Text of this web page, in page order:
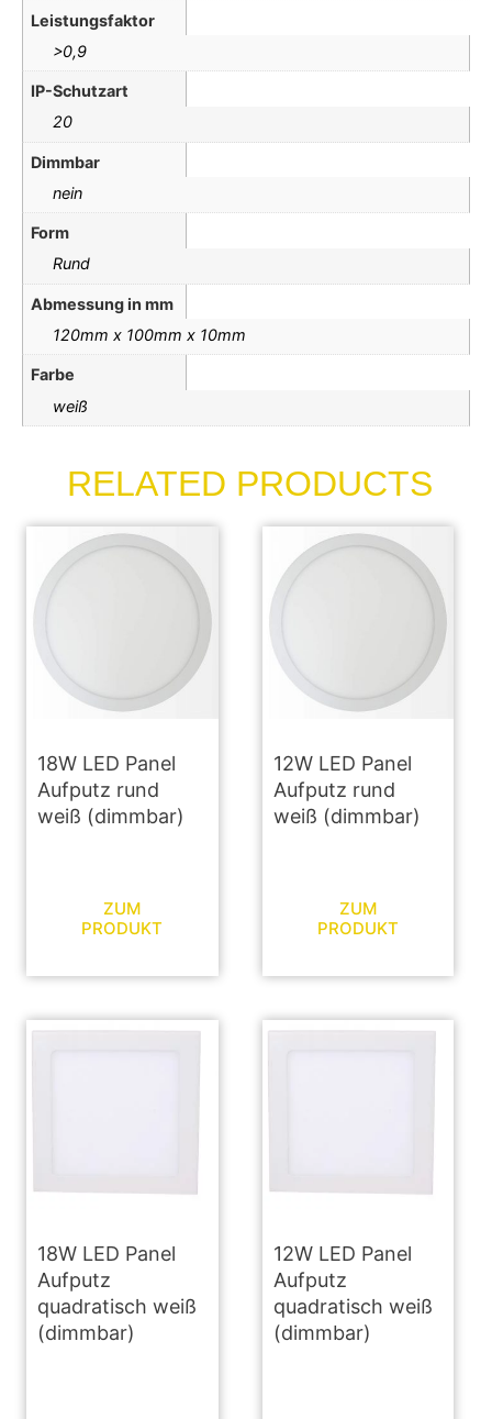
Leistungsfaktor
>0,9
IP-Schutzart
20
Dimmbar
nein
Form
Rund
Abmessung in mm
120mm x 100mm x 10mm
Farbe
weiß
RELATED PRODUCTS
18W LED Panel
Aufputz rund
weiß (dimmbar)
ZUM
PRODUKT
12W LED Panel
Aufputz rund
weiß (dimmbar)
ZUM
PRODUKT
18W LED Panel
Aufputz
quadratisch weiß
(dimmbar)
12W LED Panel
Aufputz
quadratisch weiß
(dimmbar)